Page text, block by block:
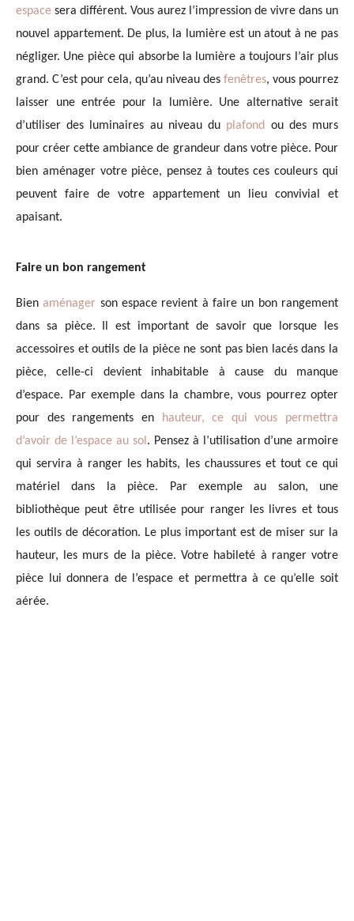
espace sera différent. Vous aurez l’impression de vivre dans un
nouvel appartement. De plus, la lumière est un atout à ne pas
négliger. Une pièce qui absorbe la lumière a toujours l’air plus
grand. C’est pour cela, qu’au niveau des fenêtres, vous pourrez
laisser une entrée pour la lumière. Une alternative serait
d’utiliser des luminaires au niveau du plafond
ou des murs
pour créer cette ambiance de grandeur dans votre pièce. Pour
bien aménager votre pièce, pensez à toutes ces couleurs qui
peuvent faire de votre appartement un lieu convivial et
apaisant.
Faire un bon rangement
Bienaménager son espace revient à faire un bon rangement
dans sa pièce. Il est important de savoir que lorsque les
accessoires et outils de la pièce ne sont pas bien lacés dans la
pièce, celle-ci devient inhabitable à cause du manque
d’espace. Par exemple dans la chambre, vous pourrez opter
pour des rangements en
hauteur, ce qui vous permettra
d’avoir de l’espace au sol . Pensez à l’utilisation d’une armoire
qui servira à ranger les habits, les chaussures et tout ce qui
matériel dans la pièce. Par exemple au salon, une
bibliothèque peut être utilisée pour ranger les livres et tous
les outils de décoration. Le plus important est de miser sur la
hauteur, les murs de la pièce. Votre habileté à ranger votre
pièce lui donnera de l’espace et permettra à ce qu’elle soit
aérée.